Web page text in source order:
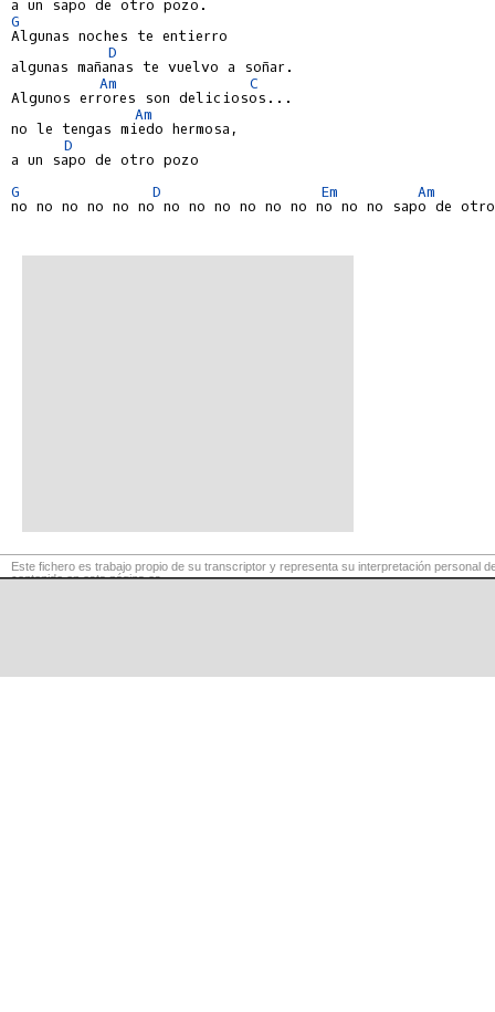
G
Algunas noches te entierro
D
algunas mañanas te vuelvo a soñar.
Am
C
Algunos errores son deliciosos...
Am
no le tengas miedo hermosa,
D
a un sapo de otro pozo
G
D Em
Am
no no no no no no no no no no no no no no no sapo de
Este fichero es trabajo propio de su transcriptor y representa su interpretación personal
contenido en esta página es